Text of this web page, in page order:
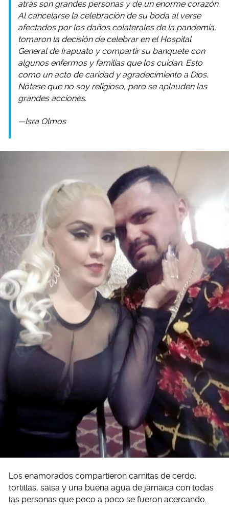
atrás son grandes personas y de un enorme corazón.
Al cancelarse la celebración de su boda al verse
afectados por los daños colaterales de la pandemia,
tomaron la decisión de celebrar en el Hospital
General de Irapuato y compartir su banquete con
algunos enfermos y familias que los cuidan. Esto
como un acto de caridad y agradecimiento a Dios.
Nótese que no soy religioso, pero se aplauden las
grandes acciones.
—Isra Olmos
Los enamorados compartieron carnitas de cerdo,
tortillas, salsa y una buena agua de jamaica con todas
las personas que poco a poco se fueron acercando.